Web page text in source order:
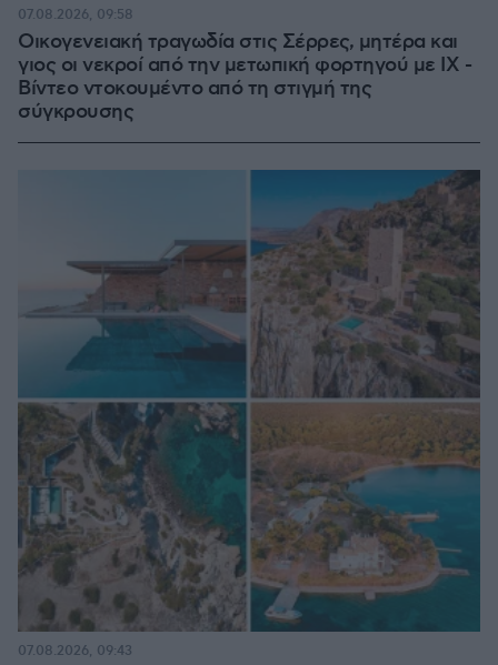
Οικογενειακή τραγωδία στις Σέρρες, μητέρα και
γιος οι νεκροί από την μετωπική φορτηγού με ΙΧ -
Βίντεο ντοκουμέντο από τη στιγμή της
σύγκρουσης
07.08.2026, 09:58
07.08.2026, 09:43